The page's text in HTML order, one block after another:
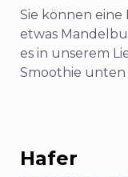
Sie können
etwas
es in unserem
Smoothie unten
Hafer